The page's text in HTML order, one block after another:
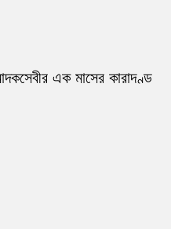
এক মাসের কারাদণ্ড